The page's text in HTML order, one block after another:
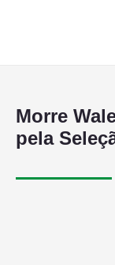
Morre
pela